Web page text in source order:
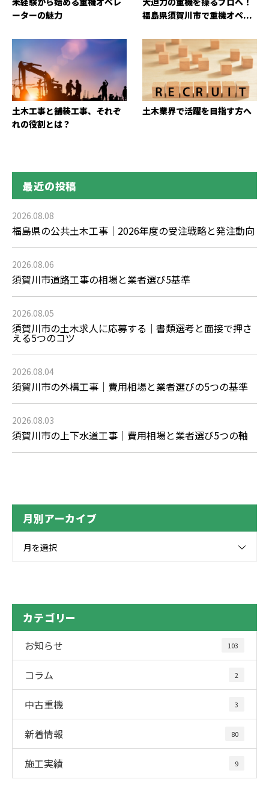
ーターの魅力
福島県須賀川市で重機オペ...
土木工事と舗装工事、それぞ
れの役割とは？
土木業界で活躍を目指す方へ
最近の投稿
2026.08.08
福島県の公共土木工事｜2026年度の受注戦略と発注動向
2026.08.06
須賀川市道路工事の相場と業者選び5基準
2026.08.05
須賀川市の土木求人に応募する｜書類選考と面接で押さ
える5つのコツ
2026.08.04
須賀川市の外構工事｜費用相場と業者選びの5つの基準
2026.08.03
須賀川市の上下水道工事｜費用相場と業者選び5つの軸
月別アーカイブ
月を選択
カテゴリー
お知らせ 103
コラム 2
中古重機 3
新着情報 80
施工実績 9